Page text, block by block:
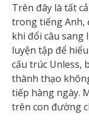
Trên đây là tất
trong tiếng Anh,
khi đổi câu sang
luyện tập để
cấu trúc Unless,
thành thạo
tiếp hàng ngày.
trên con đường